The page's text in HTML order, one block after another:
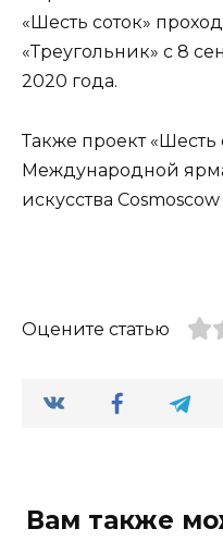
«Шесть соток»
«Треугольник» с 8
2020 года.
Также проект «Шесть
Международной
искусства Cosmoscow
Оцените статью
Вам также